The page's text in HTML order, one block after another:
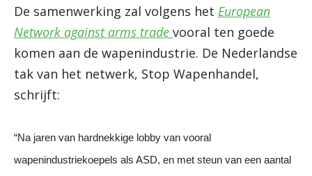
De samenwerking zal volgens het European
Network against arms trade vooral ten goede
komen aan de wapenindustrie. De Nederlandse
tak van het netwerk, Stop Wapenhandel,
schrijft:
“Na jaren van hardnekkige lobby van vooral
wapenindustriekoepels als ASD, en met steun van een aantal